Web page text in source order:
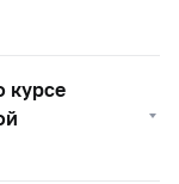
курсе